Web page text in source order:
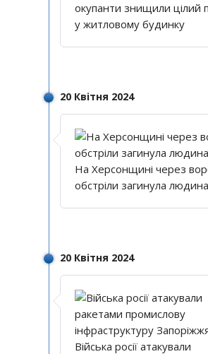
окупанти знищили цілий
у житловому будинку
20 Квітня 2024
На Херсонщині через
обстріли загинула людина
20 Квітня 2024
Війська росії атакували